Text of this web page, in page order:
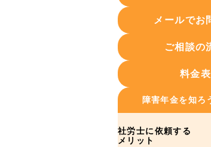
メールでお
ご相談の
料金表
障害年金を知ろ
社労士に依頼する
メリット